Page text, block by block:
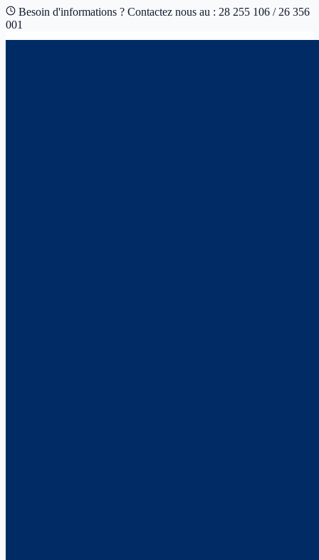
Besoin d'informations ? Contactez nous au : 28 255 106 / 26 356
001